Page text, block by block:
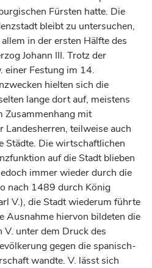
Fürsten hatte. Die
bleibt zu untersuchen,
in der ersten Hälfte des
Johann III. Trotz der
einer Festung im 14.
hielten sich die
lange dort auf, meistens
Zusammenhang mit
Landesherren, teilweise auch
Städte. Die wirtschaftlichen
auf die Stadt blieben
immer wieder durch die
nach 1489 durch König
V.), die Stadt wiederum führte
Ausnahme hiervon bildeten die
unter dem Druck des
gegen die spanisch-
wandte. V. lässt sich